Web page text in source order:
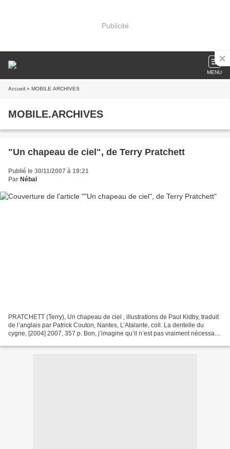
Publicité
MENU
Accueil » MOBILE.ARCHIVES
MOBILE.ARCHIVES
"Un chapeau de ciel", de Terry Pratchett
Publié le 30/11/2007 à 19:21
Par Nébal
PRATCHETT (Terry), Un chapeau de ciel , illustrations de Paul Kidby, traduit
de l’anglais par Patrick Couton, Nantes, L’Atalante, coll. La dentelle du
cygne, [2004] 2007, 357 p. Bon, j’imagine qu’il n’est pas vraiment nécessaire